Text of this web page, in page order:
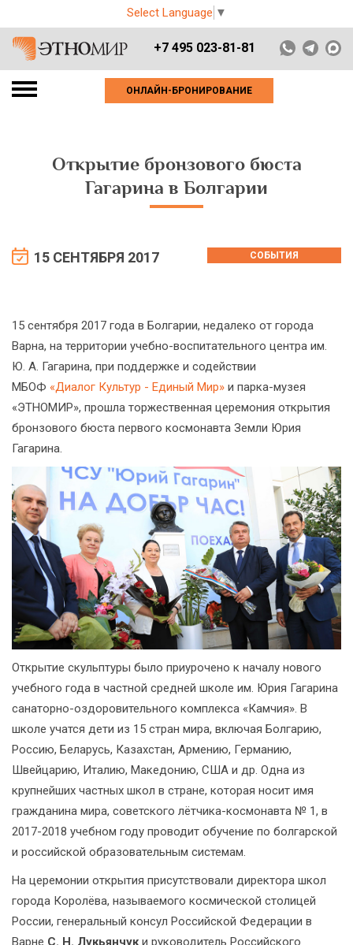
Select Language ▼
+7 495 023-81-81
ОНЛАЙН-БРОНИРОВАНИЕ
Открытие бронзового бюста
Гагарина в Болгарии
15 СЕНТЯБРЯ 2017 СОБЫТИЯ
15 сентября 2017 года в Болгарии, недалеко от города
Варна, на территории учебно-воспитательного центра им.
Ю. А. Гагарина, при поддержке и содействии
МБОФ «Диалог Культур - Единый Мир» и парка-музея
«ЭТНОМИР», прошла торжественная церемония открытия
бронзового бюста первого космонавта Земли Юрия
Гагарина.
Открытие скульптуры было приурочено к началу нового
учебного года в частной средней школе им. Юрия Гагарина
санаторно-оздоровительного комплекса «Камчия». В
школе учатся дети из 15 стран мира, включая Болгарию,
Россию, Беларусь, Казахстан, Армению, Германию,
Швейцарию, Италию, Македонию, США и др. Одна из
крупнейших частных школ в стране, которая носит имя
гражданина мира, советского лётчика-космонавта № 1, в
2017-2018 учебном году проводит обучение по болгарской
и российской образовательным системам.
На церемонии открытия присутствовали директора школ
города Королёва, называемого космической столицей
России, генеральный консул Российской Федерации в
Варне С. Н. Лукьянчуки руководитель Российского